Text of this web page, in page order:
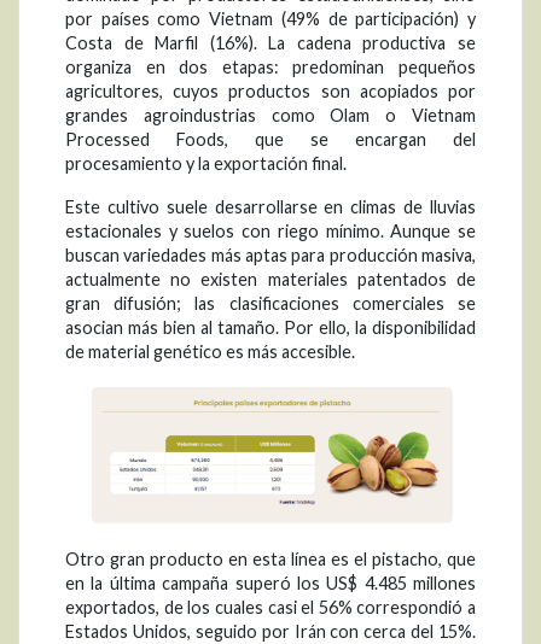
por países como Vietnam (49% de participación) y
Costa de Marfil (16%). La cadena productiva se
organiza en dos etapas: predominan pequeños
agricultores, cuyos productos son acopiados por
grandes agroindustrias como Olam o Vietnam
Processed Foods, que se encargan del
procesamiento y la exportación final.
Este cultivo suele desarrollarse en climas de lluvias
estacionales y suelos con riego mínimo. Aunque se
buscan variedades más aptas para producción masiva,
actualmente no existen materiales patentados de
gran difusión; las clasificaciones comerciales se
asocian más bien al tamaño. Por ello, la disponibilidad
de material genético es más accesible.
Otro gran producto en esta línea es el pistacho, que
en la última campaña superó los US$ 4.485 millones
exportados, de los cuales casi el 56% correspondió a
Estados Unidos, seguido por Irán con cerca del 15%.